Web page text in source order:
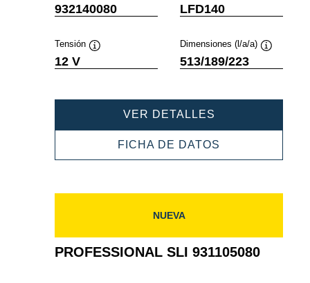
Información
sobre
932140080
sobre
LFD140
Tensión
sobre
12 V
Dimensiones (l/a/a)
sobre
513/189/223
VER DETALLES
932140080
FICHA DE DATOS
NUEVA
PROFESSIONAL SLI 931105080